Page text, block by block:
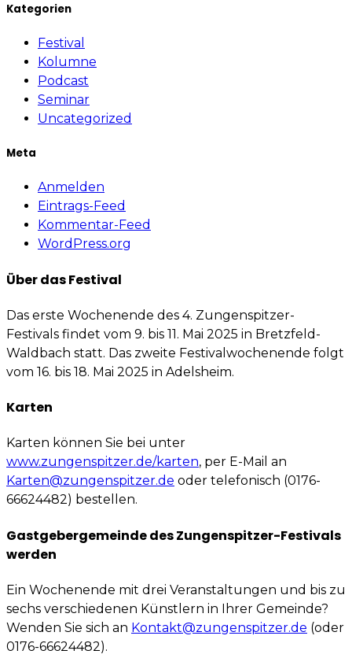
Kategorien
Festival
Kolumne
Podcast
Seminar
Uncategorized
Meta
Anmelden
Eintrags-Feed
Kommentar-Feed
WordPress.org
Über das Festival
Das erste Wochenende des 4. Zungenspitzer-
Festivals findet vom 9. bis 11. Mai 2025 in Bretzfeld-
Waldbach statt. Das zweite Festivalwochenende folgt
vom 16. bis 18. Mai 2025 in Adelsheim.
Karten
Karten können Sie bei unter
www.zungenspitzer.de/karten, per E-Mail an
Karten@zungenspitzer.de oder telefonisch (0176-
66624482) bestellen.
Gastgebergemeinde des Zungenspitzer-Festivals
werden
Ein Wochenende mit drei Veranstaltungen und bis zu
sechs verschiedenen Künstlern in Ihrer Gemeinde?
Wenden Sie sich an Kontakt@zungenspitzer.de (oder
0176-66624482).